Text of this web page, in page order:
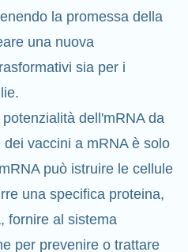
la promessa della
una nuova
sia per i
dell'mRNA da
vaccini a mRNA è solo
può istruire le cellule
una specifica proteina,
fornire al sistema
per prevenire o trattare